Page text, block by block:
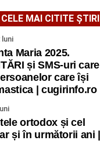
CELE MAI CITITE ȘTIRI
luni
Maria 2025.
și SMS-uri care
care își
| cugirinfo.ro
ortodox și cel
și în următorii ani |